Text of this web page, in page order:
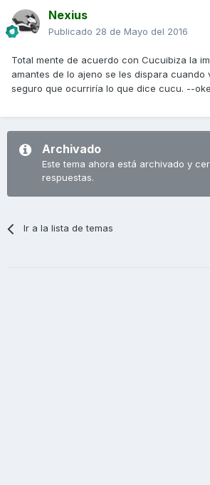
Nexius
Publicado 28 de Mayo del 2016
Total mente de acuerdo con Cucuibiza la
amantes de lo ajeno se les dispara cuando
seguro que ocurriría lo que dice cucu. --
Archivado
Este tema ahora está archivado y
respuestas.
Ir a la lista de temas